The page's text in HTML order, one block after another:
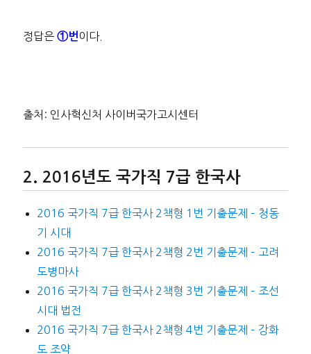
정답은①번 이다.
출처: 인사혁신처 사이버국가고시센터
2016년도 국가직 7급 한국사
2016 국가직 7급 한국사 2책형 1번 기출문제 – 청동
기 시대
2016 국가직 7급 한국사 2책형 2번 기출문제 – 고려
도병마사
2016 국가직 7급 한국사 2책형 3번 기출문제 – 조선
시대 법전
2016 국가직 7급 한국사 2책형 4번 기출문제 – 강화
도 조약